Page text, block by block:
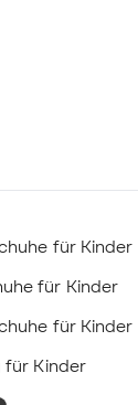
für Kinder
für Kinder
für Kinder
für Kinder